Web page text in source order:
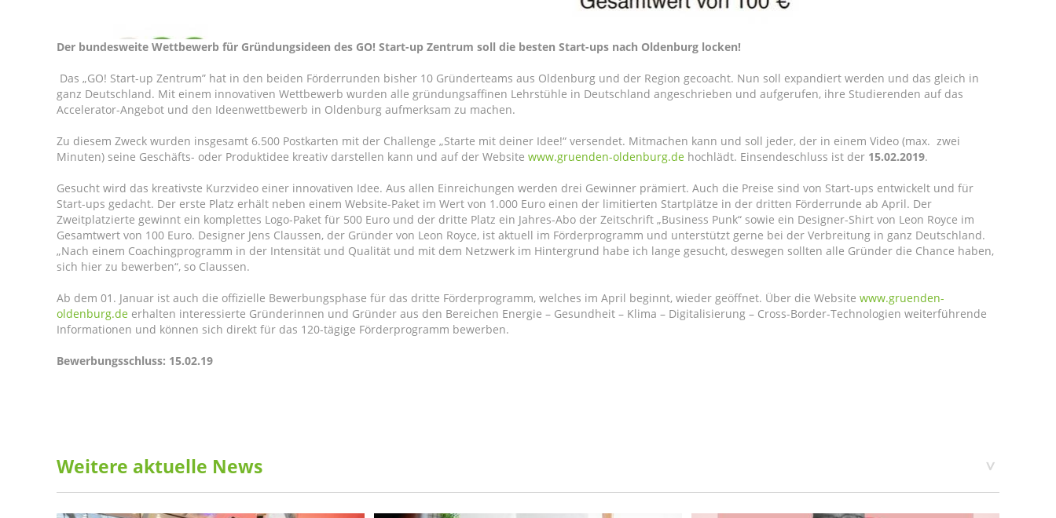
Der bundesweite Wettbewerb für Gründungsideen des GO! Start-up Zentrum soll die besten Start-ups nach Oldenburg locken!
Das „GO! Start-up Zentrum” hat in den beiden Förderrunden bisher 10 Gründerteams aus Oldenburg und der Region gecoacht. Nun soll expandiert werden und das gleich in
ganz Deutschland. Mit einem innovativen Wettbewerb wurden alle gründungsaffinen Lehrstühle in Deutschland angeschrieben und aufgerufen, ihre Studierenden auf das
Accelerator-Angebot und den Ideenwettbewerb in Oldenburg aufmerksam zu machen.
Zu diesem Zweck wurden insgesamt 6.500 Postkarten mit der Challenge „Starte mit deiner Idee!“ versendet. Mitmachen kann und soll jeder, der in einem Video (max. zwei
Minuten) seine Geschäfts- oder Produktidee kreativ darstellen kann und auf der Website www.gruenden-oldenburg.de hochlädt. Einsendeschluss ist der 15.02.2019.
Gesucht wird das kreativste Kurzvideo einer innovativen Idee. Aus allen Einreichungen werden drei Gewinner prämiert. Auch die Preise sind von Start-ups entwickelt und für
Start-ups gedacht. Der erste Platz erhält neben einem Website-Paket im Wert von 1.000 Euro einen der limitierten Startplätze in der dritten Förderrunde ab April. Der
Zweitplatzierte gewinnt ein komplettes Logo-Paket für 500 Euro und der dritte Platz ein Jahres-Abo der Zeitschrift „Business Punk“ sowie ein Designer-Shirt von Leon Royce im
Gesamtwert von 100 Euro. Designer Jens Claussen, der Gründer von Leon Royce, ist aktuell im Förderprogramm und unterstützt gerne bei der Verbreitung in ganz Deutschland.
„Nach einem Coachingprogramm in der Intensität und Qualität und mit dem Netzwerk im Hintergrund habe ich lange gesucht, deswegen sollten alle Gründer die Chance haben,
sich hier zu bewerben“, so Claussen.
Ab dem 01. Januar ist auch die offizielle Bewerbungsphase für das dritte Förderprogramm, welches im April beginnt, wieder geöffnet. Über die Website www.gruenden-
oldenburg.de erhalten interessierte Gründerinnen und Gründer aus den Bereichen Energie – Gesundheit – Klima – Digitalisierung – Cross-Border-Technologien weiterführende
Informationen und können sich direkt für das 120-tägige Förderprogramm bewerben.
Bewerbungsschluss: 15.02.19
Weitere aktuelle News